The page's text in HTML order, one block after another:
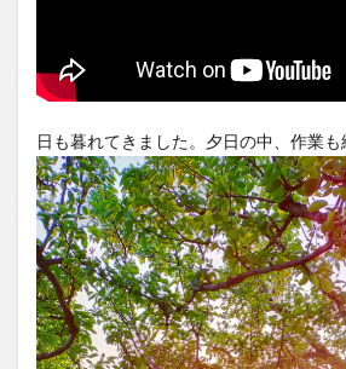
日も暮れてきました。夕日の中、作業も